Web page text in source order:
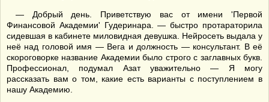
— Добрый день. Приветствую вас от имени 'Первой
Финансовой Академии' Гудеринара. — быстро протараторила
сидевшая в кабинете миловидная девушка. Нейросеть выдала у
неё над головой имя — Вега и должность — консультант. В её
скороговорке название Академии было строго с заглавных букв.
Профессионал, подумал Азат уважительно — Я могу
рассказать вам о том, какие есть варианты с поступлением в
нашу Академию.